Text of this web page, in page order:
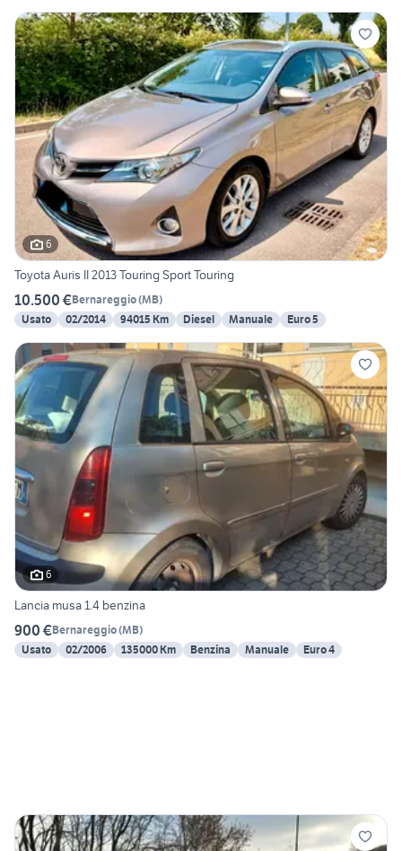
6
Toyota Auris II 2013 Touring Sport Touring
10.500 €Bernareggio(MB)
Usato
02/2014 94015 Km Diesel Manuale Euro 5
6
Lancia musa 1.4 benzina
900 €Bernareggio(MB)
Usato
02/2006 135000 Km Benzina Manuale Euro 4